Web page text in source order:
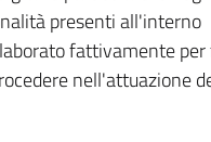
presenti all'interno
fattivamente per
nell'attuazione